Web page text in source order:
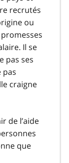
recrutés
ou
Il se
pas ses
pas
craigne
de l’aide
que